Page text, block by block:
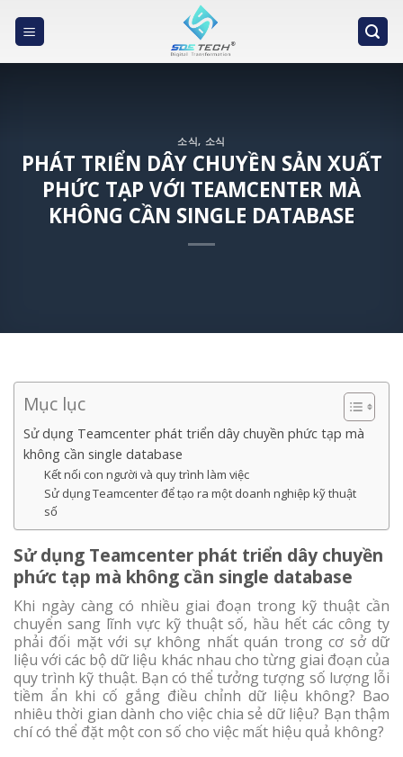
소식, 소식
PHÁT TRIỂN DÂY CHUYỀN SẢN XUẤT
PHỨC TẠP VỚI TEAMCENTER MÀ
KHÔNG CẦN SINGLE DATABASE
Mục lục
Sử dụng Teamcenter phát triển dây chuyền phức tạp mà
không cần single database
Kết nối con người và quy trình làm việc
Sử dụng Teamcenter để tạo ra một doanh nghiệp kỹ thuật
số
Sử dụng Teamcenter phát triển dây chuyền
phức tạp mà không cần single database
Khi ngày càng có nhiều giai đoạn trong kỹ thuật cần
chuyển sang lĩnh vực kỹ thuật số, hầu hết các công ty
phải đối mặt với sự không nhất quán trong cơ sở dữ
liệu với các bộ dữ liệu khác nhau cho từng giai đoạn của
quy trình kỹ thuật. Bạn có thể tưởng tượng số lượng lỗi
tiềm ẩn khi cố gắng điều chỉnh dữ liệu không? Bao
nhiêu thời gian dành cho việc chia sẻ dữ liệu? Bạn thậm
chí có thể đặt một con số cho việc mất hiệu quả không?